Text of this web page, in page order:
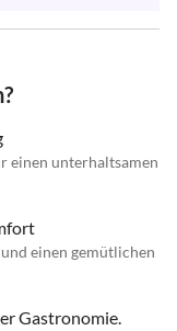
einen unterhaltsamen
einen gemütlichen
Gastronomie.